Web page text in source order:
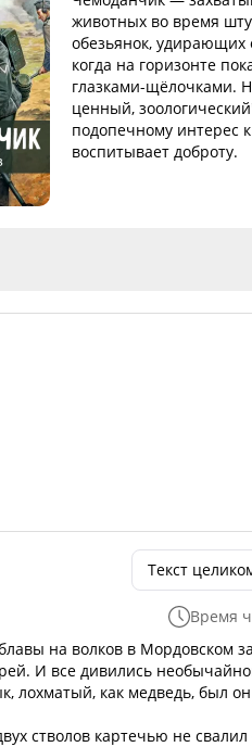
животных во время
обезьянок,
когда на горизонте
глазками-щёлочками.
ценный,
подопечному интерес
воспитывает доброту.
Текст
Время
на волков в Мордовском
И все дивились
лохматый, как медведь, был
стволов картечью не